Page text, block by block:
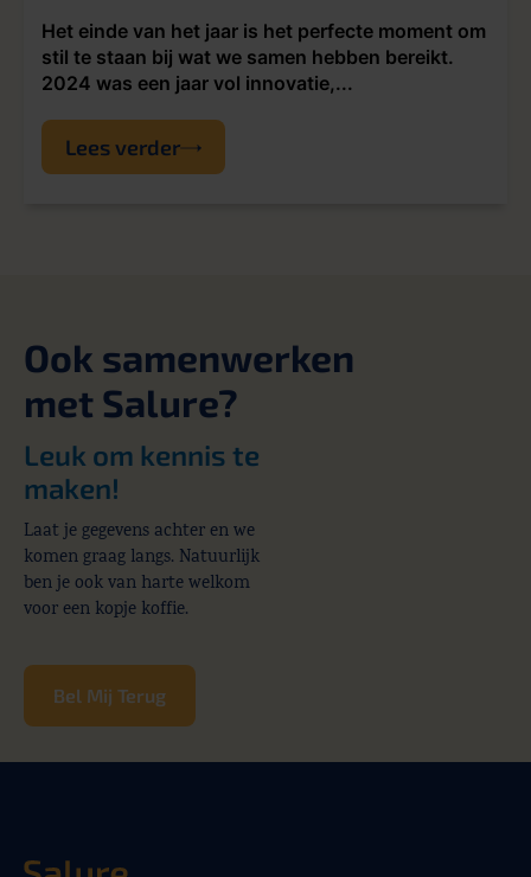
Het einde van het jaar is het perfecte moment om
stil te staan bij wat we samen hebben bereikt.
2024 was een jaar vol innovatie,...
Lees verder
Ook samenwerken
met Salure?
Leuk om kennis te
maken!
Laat je gegevens achter en we
komen graag langs. Natuurlijk
ben je ook van harte welkom
voor een kopje koffie.
Bel Mij Terug